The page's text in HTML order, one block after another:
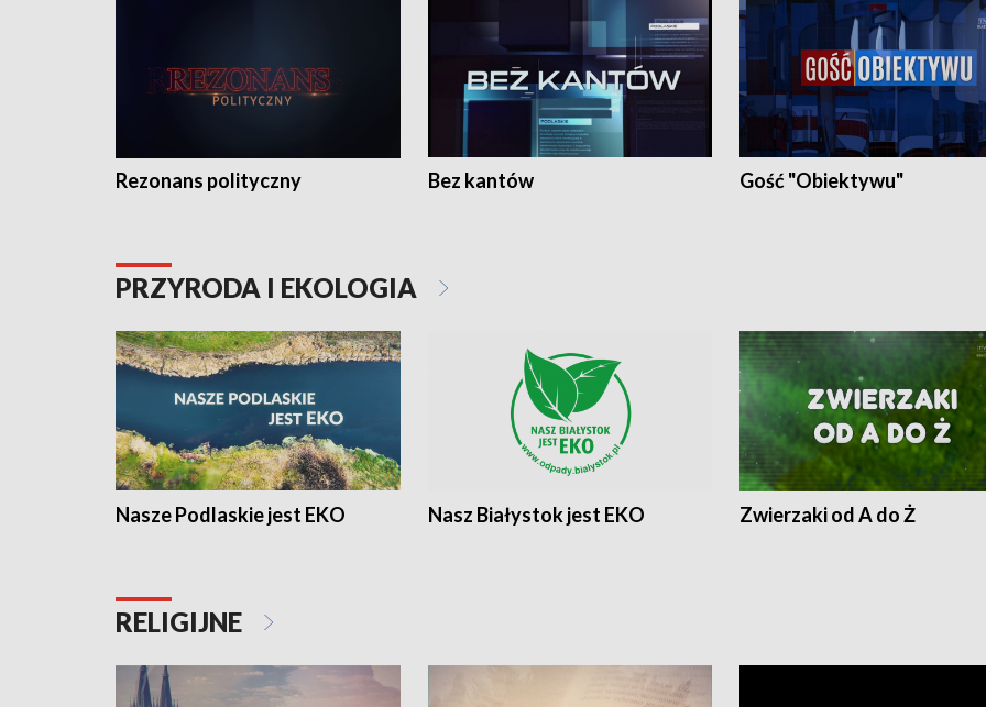
Rezonans polityczny Bez kantów Gość "Obiektywu"
PRZYRODA I EKOLOGIA
Nasze Podlaskie jest EKO Nasz Białystok jest EKO Zwierzaki od A do Ż
RELIGIJNE